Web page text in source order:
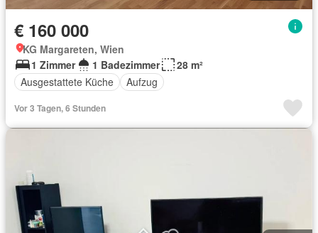
€ 160 000
KG Margareten, Wien
1 Zimmer
1 Badezimmer
28 m²
Ausgestattete Küche
Aufzug
Vor 3 Tagen, 6 Stunden